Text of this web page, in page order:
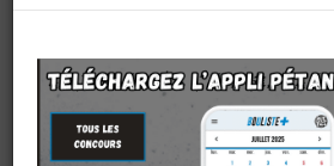
Publier un
concours